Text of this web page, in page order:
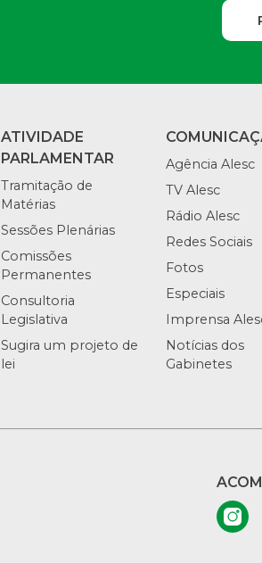
ATIVIDADE
PARLAMENTAR
Tramitação de
Matérias
Sessões Plenárias
Comissões
Permanentes
Consultoria
Legislativa
Sugira um projeto de
lei
Agência Alesc
TV Alesc
Rádio Alesc
Redes Sociais
Fotos
Especiais
Imprensa
Notícias dos
Gabinetes